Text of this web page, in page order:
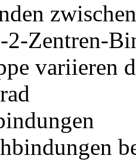
2-Zentren-
variieren